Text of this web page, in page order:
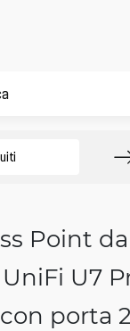
Point
U7
porta